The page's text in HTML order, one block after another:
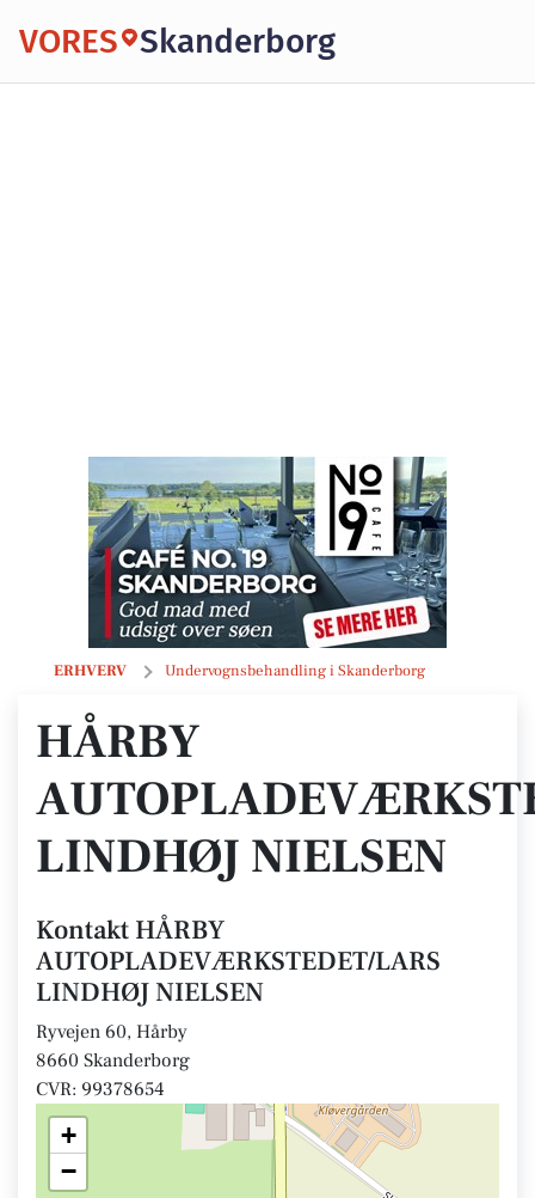
VORES Skanderborg
ERHVERV Undervognsbehandling i Skanderborg
HÅRBY AUTOPLADEVÆRKSTEDET/LARS LINDHØJ NIELSEN
HÅRBY
LINDHØJ NIELSEN
Kontakt HÅRBY
AUTOPLADEVÆRKSTEDET/LARS
LINDHØJ NIELSEN
Ryvejen 60, Hårby
8660 Skanderborg
CVR: 99378654
+
−